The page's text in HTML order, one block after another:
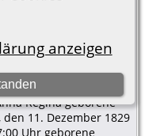
anzeigen
Benjamin Exner,
Schumacher in
von seiner
Regina geborene
den 11. Dezember 1829
Uhr geborene